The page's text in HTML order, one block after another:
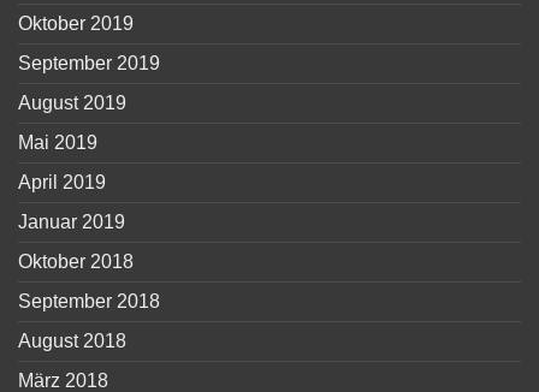
Oktober 2019
September 2019
August 2019
Mai 2019
April 2019
Januar 2019
Oktober 2018
September 2018
August 2018
März 2018